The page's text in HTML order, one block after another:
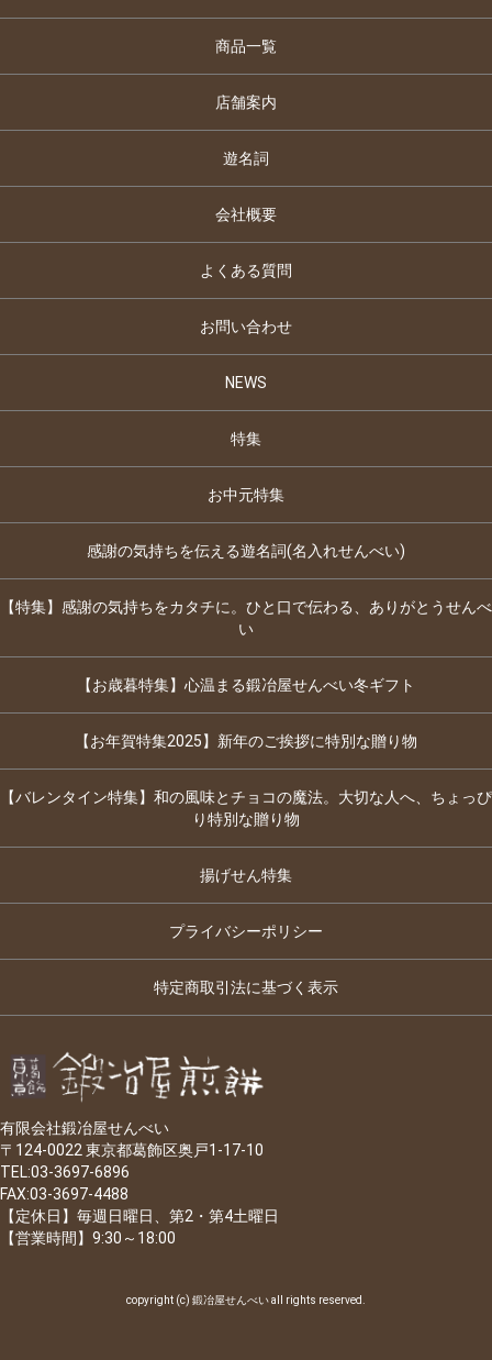
商品一覧
店舗案内
遊名詞
会社概要
よくある質問
お問い合わせ
NEWS
特集
お中元特集
感謝の気持ちを伝える遊名詞(名入れせんべい)
【特集】感謝の気持ちをカタチに。ひと口で伝わる、ありがとうせんべ
い
【お歳暮特集】心温まる鍛冶屋せんべい冬ギフト
【お年賀特集2025】新年のご挨拶に特別な贈り物
【バレンタイン特集】和の風味とチョコの魔法。大切な人へ、ちょっぴ
り特別な贈り物
揚げせん特集
プライバシーポリシー
特定商取引法に基づく表示
有限会社鍛冶屋せんべい
〒124-0022 東京都葛飾区奥戸1-17-10
TEL:03-3697-6896
FAX:03-3697-4488
【定休日】毎週日曜日、第2・第4土曜日
【営業時間】9:30～18:00
copyright (c) 鍛冶屋せんべい all rights reserved.